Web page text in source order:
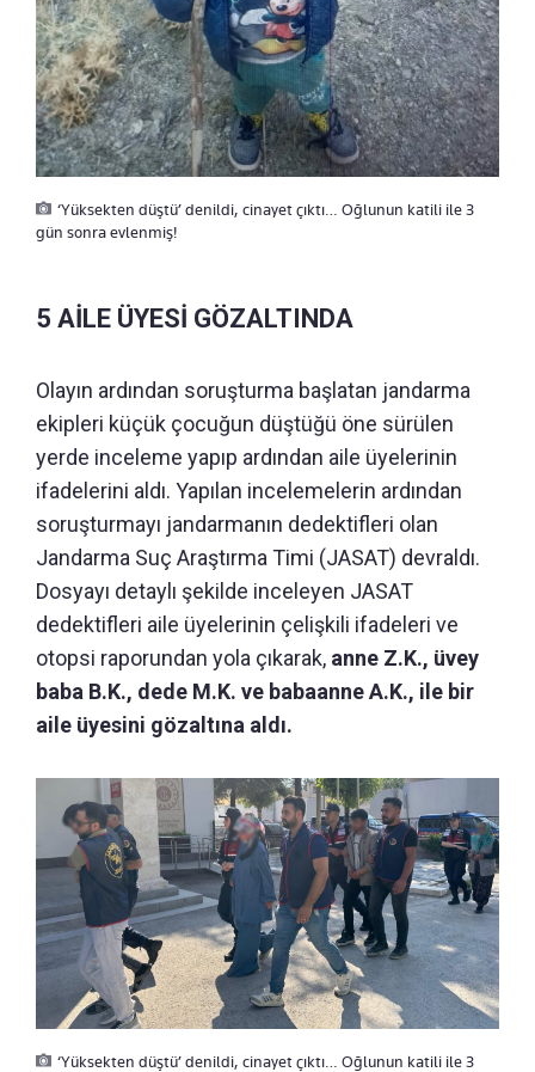
‘Yüksekten düştü’ denildi, cinayet çıktı… Oğlunun katili ile 3
gün sonra evlenmiş!
5 AİLE ÜYESİ GÖZALTINDA
Olayın ardından soruşturma başlatan jandarma
ekipleri küçük çocuğun düştüğü öne sürülen
yerde inceleme yapıp ardından aile üyelerinin
ifadelerini aldı. Yapılan incelemelerin ardından
soruşturmayı jandarmanın dedektifleri olan
Jandarma Suç Araştırma Timi (JASAT) devraldı.
Dosyayı detaylı şekilde inceleyen JASAT
dedektifleri aile üyelerinin çelişkili ifadeleri ve
otopsi raporundan yola çıkarak, anne Z.K., üvey
baba B.K., dede M.K. ve babaanne A.K., ile bir
aile üyesini gözaltına aldı.
‘Yüksekten düştü’ denildi, cinayet çıktı… Oğlunun katili ile 3